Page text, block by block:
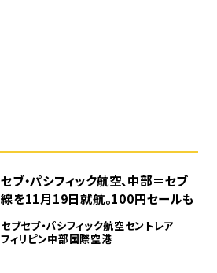
セブ・パシフィック航空、中部＝セブ
線を11月19日就航。100円セールも
セブセブ・パシフィック航空セントレア
フィリピン中部国際空港